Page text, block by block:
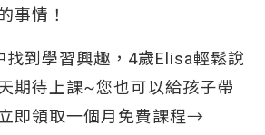
事情！
找到學習興趣，4歲Elisa輕鬆說
期待上課~您也可以給孩子帶
即領取一個月免費課程→